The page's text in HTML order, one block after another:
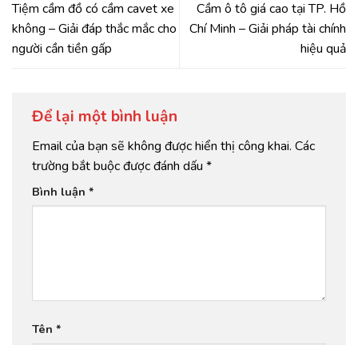
Tiệm cầm đồ có cầm cavet xe
không – Giải đáp thắc mắc cho
người cần tiền gấp
Cầm ô tô giá cao tại TP. Hồ
Chí Minh – Giải pháp tài chính
hiệu quả
Để lại một bình luận
Email của bạn sẽ không được hiển thị công khai. Các
trường bắt buộc được đánh dấu *
Bình luận *
Tên *